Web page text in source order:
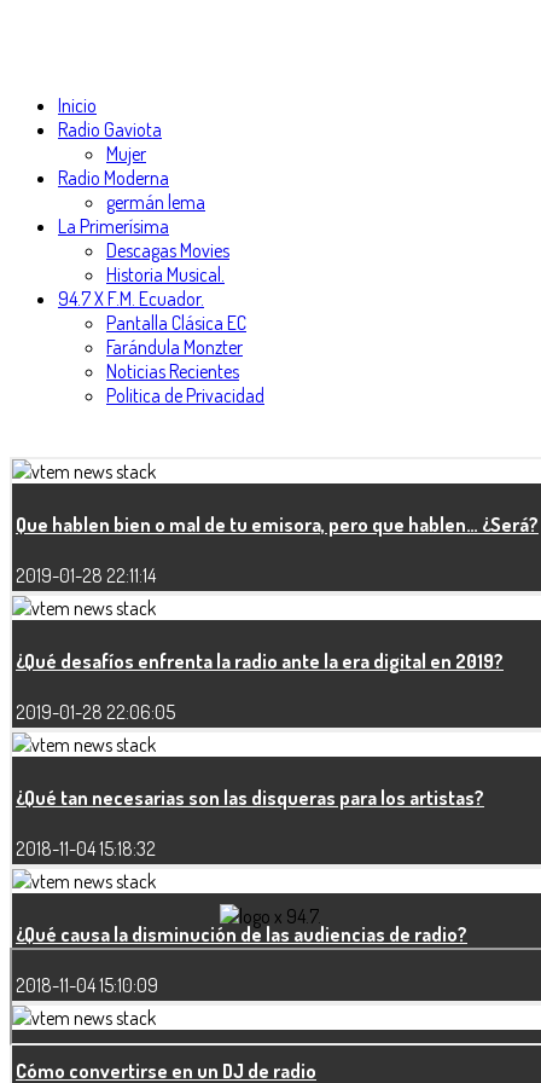
Inicio
Radio Gaviota
Mujer
Radio Moderna
germán lema
La Primerísima
Descagas Movies
Historia Musical.
94.7 X F.M. Ecuador.
Pantalla Clásica EC
Farándula Monzter
Noticias Recientes
Politica de Privacidad
Que hablen bien o mal de tu emisora, pero que hablen… ¿Será?
2019-01-28 22:11:14
¿Qué desafíos enfrenta la radio ante la era digital en 2019?
2019-01-28 22:06:05
¿Qué tan necesarias son las disqueras para los artistas?
2018-11-04 15:18:32
¿Qué causa la disminución de las audiencias de radio?
2018-11-04 15:10:09
Cómo convertirse en un DJ de radio